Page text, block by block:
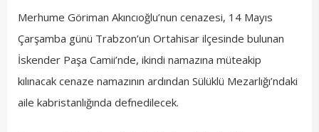
Merhume Göriman Akıncıoğlu’nun cenazesi, 14 Mayıs
Çarşamba günü Trabzon’un Ortahisar ilçesinde bulunan
İskender Paşa Camii’nde, ikindi namazına müteakip
kılınacak cenaze namazının ardından Sülüklü Mezarlığı’ndaki
aile kabristanlığında defnedilecek.